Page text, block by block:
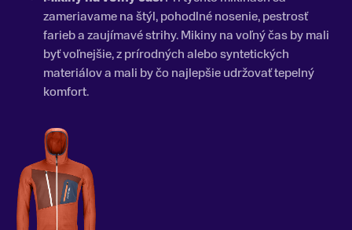
zameriavame na štýl, pohodlné nosenie, pestrosť
farieb a zaujímavé strihy. Mikiny na voľný čas by mali
byť voľnejšie, z prírodných alebo syntetických
materiálov a mali by čo najlepšie udržovať tepelný
komfort.